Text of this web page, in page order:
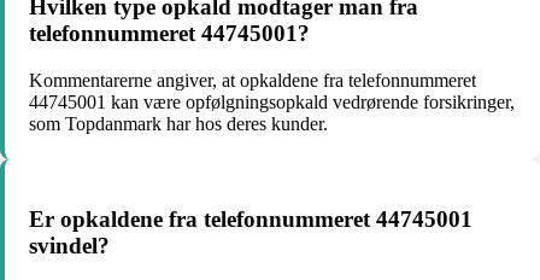
Hvilken type opkald modtager man fra
telefonnummeret 44745001?
Kommentarerne angiver, at opkaldene fra telefonnummeret
44745001 kan være opfølgningsopkald vedrørende forsikringer,
som Topdanmark har hos deres kunder.
Er opkaldene fra telefonnummeret 44745001
svindel?